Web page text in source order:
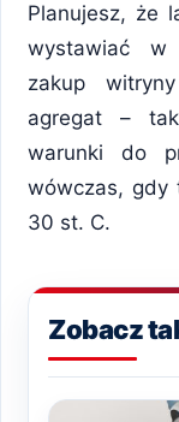
Planujesz, że
wystawiać w
zakup
agregat –
warunki do
wówczas, gdy
30 st. C.
Zobacz